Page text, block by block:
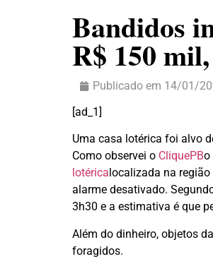
Bandidos
R$ 150
Publicado em 14/01/
[ad_1]
Uma casa lotérica foi alvo
Como observei o CliquePBo
lotérica localizada na
alarme desativado.
3h30 e a estimativa é que
Além do dinheiro, objetos
foragidos.